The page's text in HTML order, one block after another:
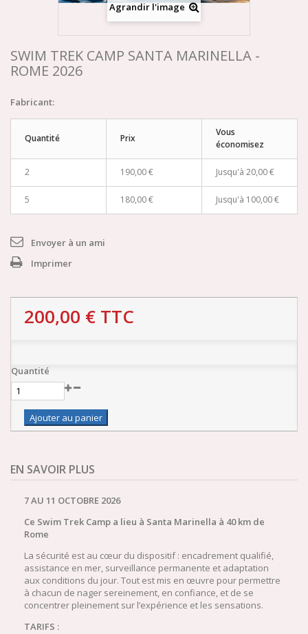
Agrandir l'image
SWIM TREK CAMP SANTA MARINELLA -
ROME 2026
Fabricant:
Quantité Prix
Vous
économisez
2 190,00 € Jusqu'à 20,00 €
5 180,00 € Jusqu'à 100,00 €
Envoyer à un ami
Imprimer
200,00 € TTC
Quantité
Ajouter au panier
EN SAVOIR PLUS
7 AU 11 OCTOBRE 2026
Ce Swim Trek Camp a lieu à Santa Marinella à 40 km de
Rome
La sécurité est au cœur du dispositif : encadrement qualifié,
assistance en mer, surveillance permanente et adaptation
aux conditions du jour. Tout est mis en œuvre pour permettre
à chacun de nager sereinement, en confiance, et de se
concentrer pleinement sur l’expérience et les sensations.
TARIFS :